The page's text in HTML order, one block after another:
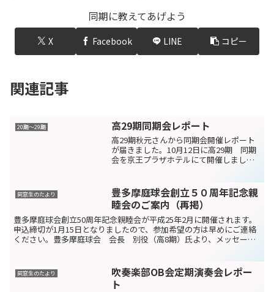
同期に教えてあげよう
X Facebook LINE コピー
関連記事
20期〜29期 高29期同期会レポート
高29期秋元さんから同期会開催レポート
が届きました。10月12日に高29期 同期
会を京王プラザホテルにて開催しまし
参列戴き80名近い参加で盛会となりまし
た。記念祭で作成...
同窓生のたより
豊多摩庭球会創立５０周年記念親
睦会のご案内（再掲）
豊多摩庭球会創立50周年記念親睦会が平成25年2月に開催されます。
申込締切が1月15日となりましたので、参加希望の方は早めにご連絡
ください。豊多摩庭球会 会長 別役（高8期）氏より、メッセージ
同窓生のたより
吹奏楽部OB会定期演奏会レポー
ト